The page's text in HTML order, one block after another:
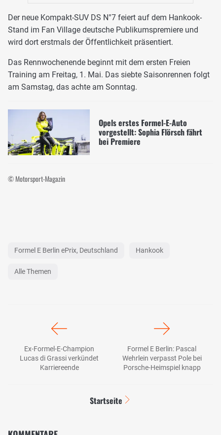
Der neue Kompakt-SUV DS N°7 feiert auf dem Hankook-
Stand im Fan Village deutsche Publikumspremiere und
wird dort erstmals der Öffentlichkeit präsentiert.
Das Rennwochenende beginnt mit dem ersten Freien
Training am Freitag, 1. Mai. Das siebte Saisonrennen folgt
am Samstag, das achte am Sonntag.
Opels erstes Formel-E-Auto
vorgestellt: Sophia Flörsch fährt
bei Premiere
© Motorsport-Magazin
Formel E Berlin ePrix, Deutschland Hankook
Alle Themen
Ex-Formel-E-Champion
Lucas di Grassi verkündet
Karriereende
Formel E Berlin: Pascal
Wehrlein verpasst Pole bei
Porsche-Heimspiel knapp
Startseite